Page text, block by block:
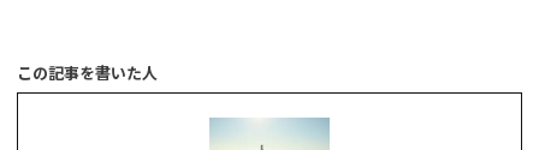
この記事を書いた人